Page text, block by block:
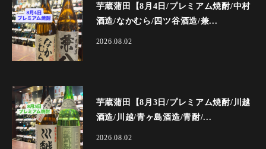
芋蔵蒲田【8月4日/プレミアム焼酎/中村
酒造/なかむら/四ツ谷酒造/兼...
2026.08.02
芋蔵蒲田【8月3日/プレミアム焼酎/川越
酒造/川越/青ヶ島酒造/青酎/...
2026.08.02